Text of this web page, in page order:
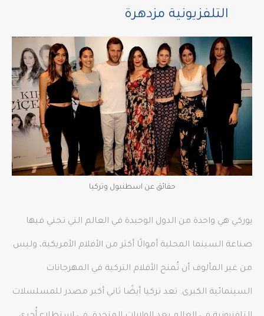
التلفزيونية مزدهرة
حقائق عن اسطنبول وتركيا
يوركي هي واحدة من الدول الوحيدة في العالم التي تجني فيها
صناعة السينما المحلية أموالًا أكثر من الأفلام الأمريكية، وليس
من غير المألوف أن تُمنح الأفلام التركية في المهرجانات
السينمائية الكبرى. تعد تركيا أيضًا ثاني أكبر مصدر للمسلسلات